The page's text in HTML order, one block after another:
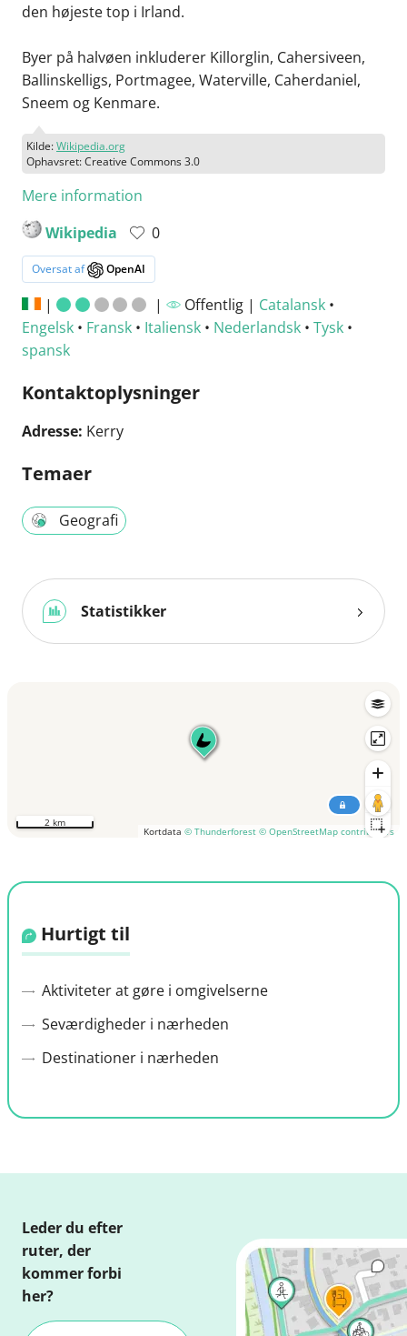
den højeste top i Irland.
Byer på halvøen inkluderer Killorglin, Cahersiveen,
Ballinskelligs, Portmagee, Waterville, Caherdaniel,
Sneem og Kenmare.
Kilde:Wikipedia.org
Ophavsret: Creative Commons 3.0
Mere information
Wikipedia
0
Oversat af OpenAI
| | Offentlig | Catalansk•
Engelsk • Fransk • Italiensk • Nederlandsk • Tysk •
spansk
Kontaktoplysninger
Adresse: Kerry
Temaer
Geografi
Statistikker
Kortdata © Thunderforest © OpenStreetMap contributors
2 km
Hurtigt til
Aktiviteter at gøre i omgivelserne
Seværdigheder i nærheden
Destinationer i nærheden
Leder du efter
ruter, der
kommer forbi
her?